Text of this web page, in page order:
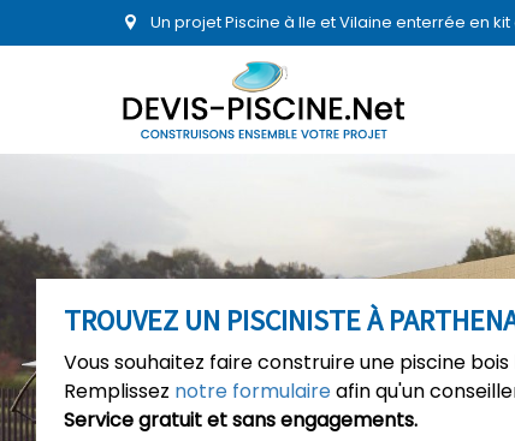
Un projet Piscine à Ile et Vilaine enterrée en
TROUVEZ UN PISCINISTE À
Vous souhaitez faire construire une piscine
Remplissez notre formulaireafin qu'un
Service gratuit et sans engagements.